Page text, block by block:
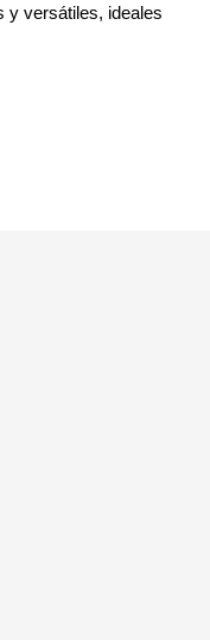
y versátiles, ideales